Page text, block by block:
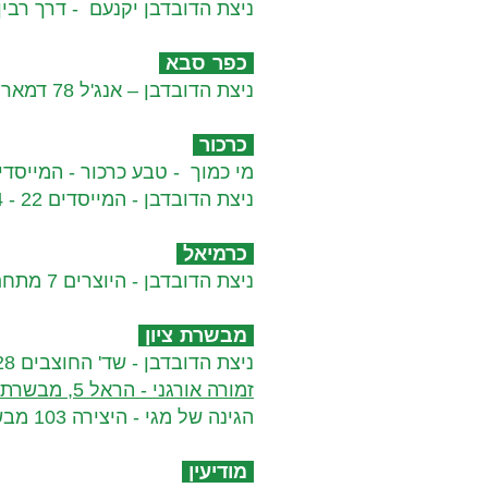
ניצת הדובדבן יקנעם - דרך רבין 9 - 050-
כפר סבא​
ניצת הדובדבן – אנג'ל 78 דמארי סנטר -09-9577643
כרכור​
מי כמוך - טבע כרכור - המייסדים 54 - 04-
ניצת הדובדבן - המייסדים 22 - 048229574
כרמיאל​
ניצת הדובדבן - היוצרים 7 מתחם היוצר - 049082408
מבשרת ציון​
ניצת הדובדבן - שד' החוצבים 28 - 02-5636178
זמורה אורגני - הראל 5, מבשרת ציון - 02-5797978
הגינה של מגי - היצירה 103 מבשרת ציון - 054-7536106
מודיעין